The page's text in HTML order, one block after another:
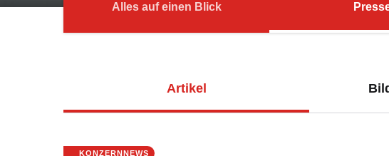
Alles auf einen Blick
Artikel
KONZERNNEWS